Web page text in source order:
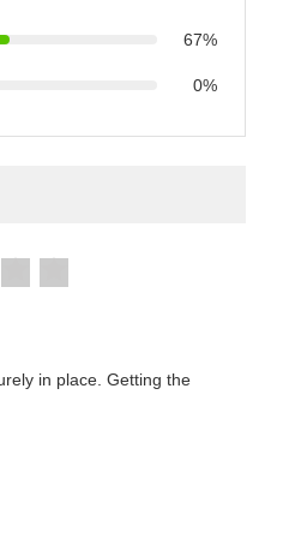
67%
0%
in place. Getting the